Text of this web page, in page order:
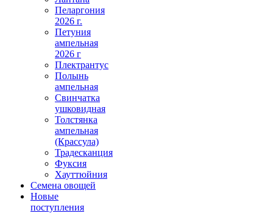
Пеларгония
2026 г.
Петуния
ампельная
2026 г
Плектрантус
Полынь
ампельная
Свинчатка
ушковидная
Толстянка
ампельная
(Крассула)
Традесканция
Фуксия
Хауттюйния
Семена овощей
Новые
поступления